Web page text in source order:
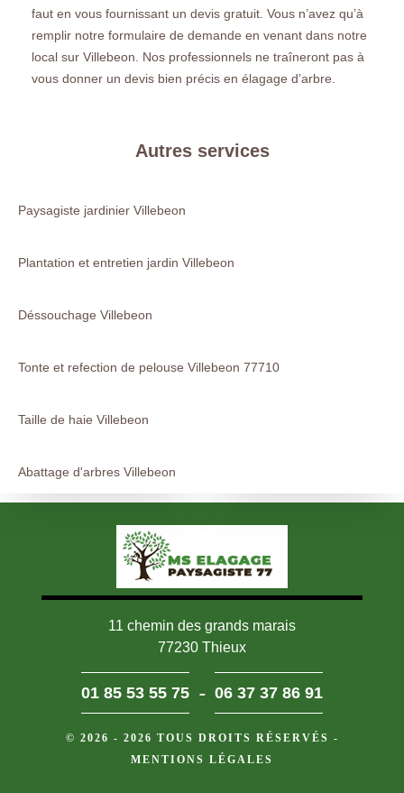
faut en vous fournissant un devis gratuit. Vous n’avez qu’à
remplir notre formulaire de demande en venant dans notre
local sur Villebeon. Nos professionnels ne traîneront pas à
vous donner un devis bien précis en élagage d’arbre.
Autres services
Paysagiste jardinier Villebeon
Plantation et entretien jardin Villebeon
Déssouchage Villebeon
Tonte et refection de pelouse Villebeon 77710
Taille de haie Villebeon
Abattage d'arbres Villebeon
11 chemin des grands marais
77230 Thieux
01 85 53 55 75 - 06 37 37 86 91
© 2026 - 2026 TOUS DROITS RÉSERVÉS -
MENTIONS LÉGALES